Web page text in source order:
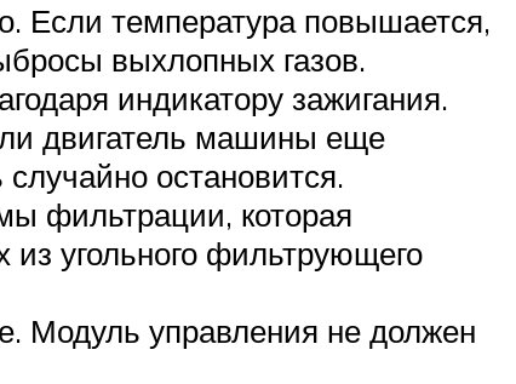
Если температура повышается,
выхлопных газов.
индикатору зажигания.
двигатель машины еще
остановится.
фильтрации, которая
угольного фильтрующего
Модуль управления не должен